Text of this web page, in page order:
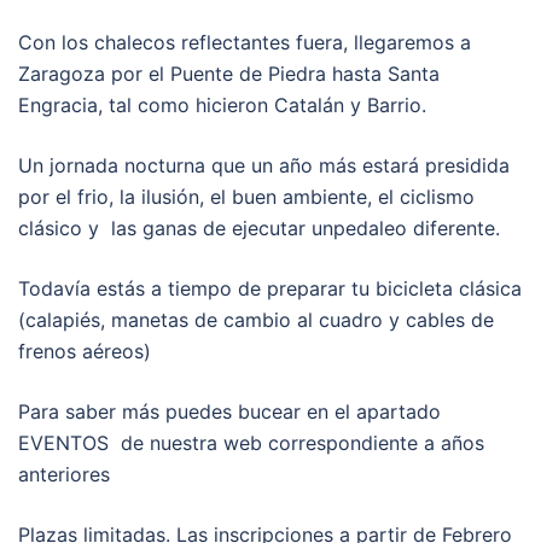
Con los chalecos reflectantes fuera, llegaremos a
Zaragoza por el Puente de Piedra hasta Santa
Engracia, tal como hicieron Catalán y Barrio.
Un jornada nocturna que un año más estará presidida
por el frio, la ilusión, el buen ambiente, el ciclismo
clásico y las ganas de ejecutar unpedaleo diferente.
Todavía estás a tiempo de preparar tu bicicleta clásica
(calapiés, manetas de cambio al cuadro y cables de
frenos aéreos)
Para saber más puedes bucear en el apartado
EVENTOS de nuestra web correspondiente a años
anteriores
Plazas limitadas. Las inscripciones a partir de Febrero